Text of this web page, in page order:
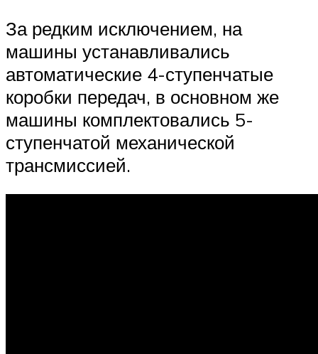
За редким исключением, на
машины устанавливались
автоматические 4-ступенчатые
коробки передач, в основном же
машины комплектовались 5-
ступенчатой механической
трансмиссией.